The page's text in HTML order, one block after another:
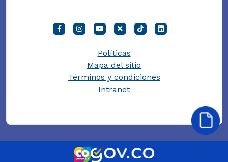
Políticas
Mapa del sitio
Términos y condiciones
Intranet